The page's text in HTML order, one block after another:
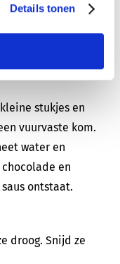
Details tonen
met een
er gemakkelijk
nog een uur
stukjes en
vuurvaste kom.
water en
en
ontstaat.
droog. Snijd ze